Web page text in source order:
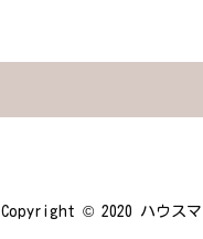
Copyright © 2020 ハウス